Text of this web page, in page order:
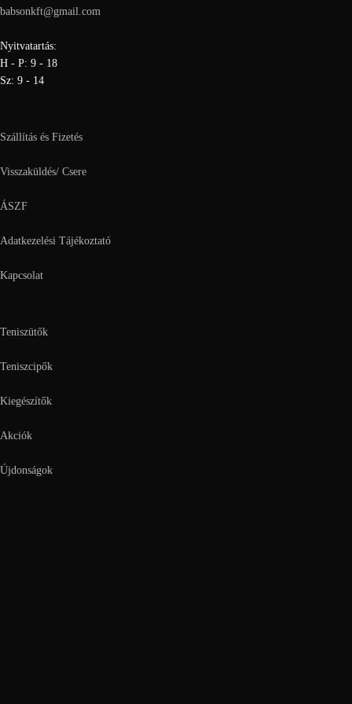
babsonkft@gmail.com
Nyitvatartás:
H - P: 9 - 18
Sz: 9 - 14
Szállítás és Fizetés
Visszaküldés/ Csere
ÁSZF
Adatkezelési Tájékoztató
Kapcsolat
Teniszütők
Teniszcipők
Kiegészítők
Akciók
Újdonságok